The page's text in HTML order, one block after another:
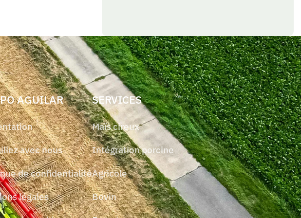
AGUILAR
avec nous
de confidentialité
légales
SERVICES
Maïs cireux
Intégration porcine
Agricole
Bovin